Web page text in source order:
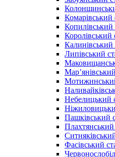
Комарівський
Копилівський
Королівський
Калинівський
Липівський
Небелицький
Пашківський
Фасівський